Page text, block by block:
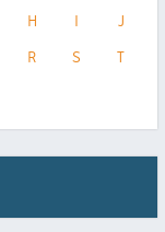
H J
R S T